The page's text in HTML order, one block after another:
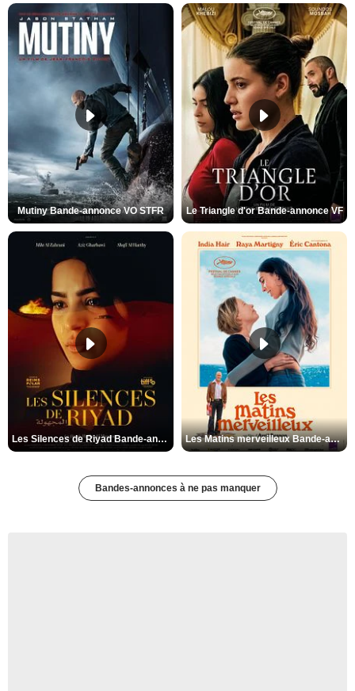
Mutiny Bande-annonce VO STFR Le Triangle d'or Bande-annonce VF
Les Silences de Riyad Bande-annonce VO STFR Les Matins merveilleux Bande-annonce VF
Bandes-annonces à ne pas manquer